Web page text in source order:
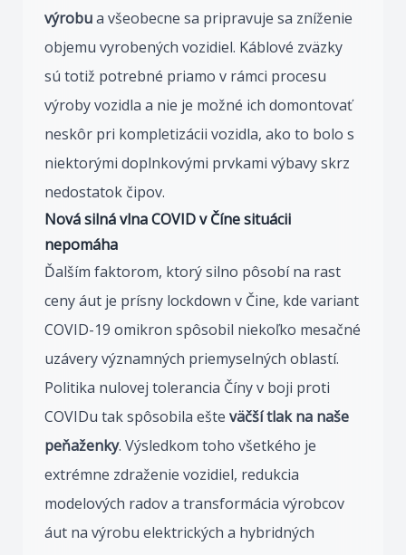
výrobua všeobecne sa pripravuje sa zníženie
objemu vyrobených vozidiel. Káblové zväzky
sú totiž potrebné priamo v rámci procesu
výroby vozidla a nie je možné ich domontovať
neskôr pri kompletizácii vozidla, ako to bolo s
niektorými doplnkovými prvkami výbavy skrz
nedostatok čipov.
Nová silná vlna COVID v Číne situácii
nepomáha
Ďalším faktorom, ktorý silno pôsobí na rast
ceny áut je prísny lockdown v Čine, kde variant
COVID-19 omikron spôsobil niekoľko mesačné
uzávery významných priemyselných oblastí.
Politika nulovej tolerancia Číny v boji proti
COVIDu tak spôsobila ešte väčší tlak na naše
peňaženky. Výsledkom toho všetkého je
extrémne zdraženie vozidiel, redukcia
modelových radov a transformácia výrobcov
áut na výrobu elektrických a hybridných